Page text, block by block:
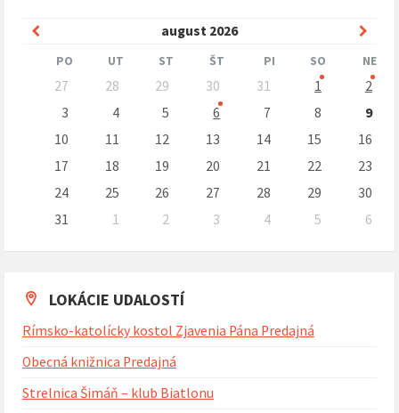
august 2026
Predchádzajúci
mesiac
PO UT ST ŠT PI SO NE
Preskočit
kalendárne
27 28 29 30 31 1
2
3
4 5 6 7 8
9
10
11 12 13 14 15
16
17
18 19 20 21 22
23
24
25 26 27 28 29
30
31
1 2 3 4 5
6
na
dni
LOKÁCIE UDALOSTÍ
Rímsko-katolícky kostol Zjavenia Pána Predajná
Obecná knižnica Predajná
Strelnica Šimáň – klub Biatlonu